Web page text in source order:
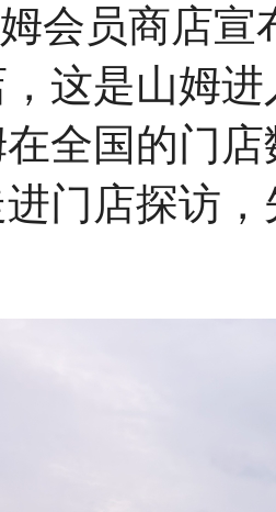
会员商店
这是山姆
全国的门
门店探访